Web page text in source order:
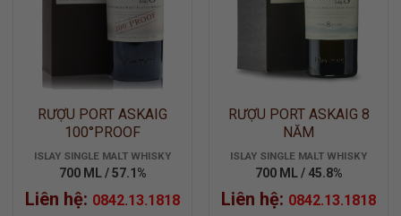
RƯỢU PORT ASKAIG
100°PROOF
ISLAY SINGLE MALT WHISKY
700 ML / 57.1%
Liên hệ: 0842.13.1818
RƯỢU PORT ASKAIG 8
NĂM
ISLAY SINGLE MALT WHISKY
700 ML / 45.8%
Liên hệ: 0842.13.1818